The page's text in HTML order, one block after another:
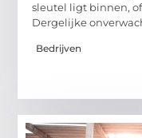
sleutel ligt binnen,
Dergelijke
Bedrijven